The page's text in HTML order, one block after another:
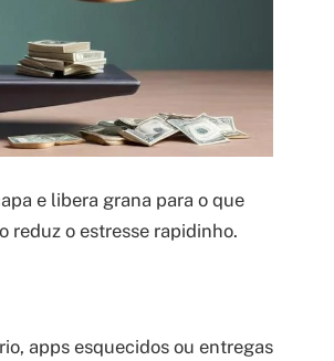
e libera grana para o que
reduz o estresse rapidinho.
apps esquecidos ou entregas